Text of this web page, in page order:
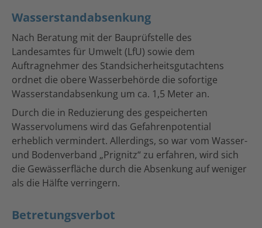
Wasserstandabsenkung
Nach Beratung mit der Bauprüfstelle des
Landesamtes für Umwelt (LfU) sowie dem
Auftragnehmer des Standsicherheitsgutachtens
ordnet die obere Wasserbehörde die sofortige
Wasserstandabsenkung um ca. 1,5 Meter an.
Durch die in Reduzierung des gespeicherten
Wasservolumens wird das Gefahrenpotential
erheblich vermindert. Allerdings, so war vom Wasser-
und Bodenverband „Prignitz“ zu erfahren, wird sich
die Gewässerfläche durch die Absenkung auf weniger
als die Hälfte verringern.
Betretungsverbot